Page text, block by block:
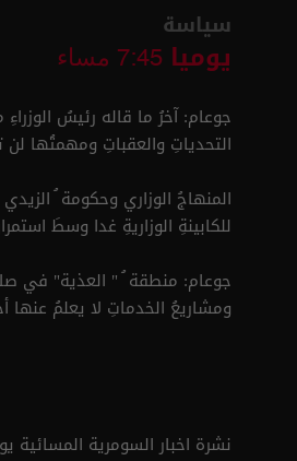
سياسة
يوميا 7:45 مساء
جوعام: آخرُ ما قاله رئيسُ
التحدياتِ والعقباتِ ومهمتُها
المنهاجُ الوزاري وحكومة
للكابينةِ الوزاريةِ غدا وسطَ
جوعام: منطقة ُ " العذية" في
ومشاريعُ الخدماتِ لا يعلمُ عنها
نشرة اخبار السومرية المسائية